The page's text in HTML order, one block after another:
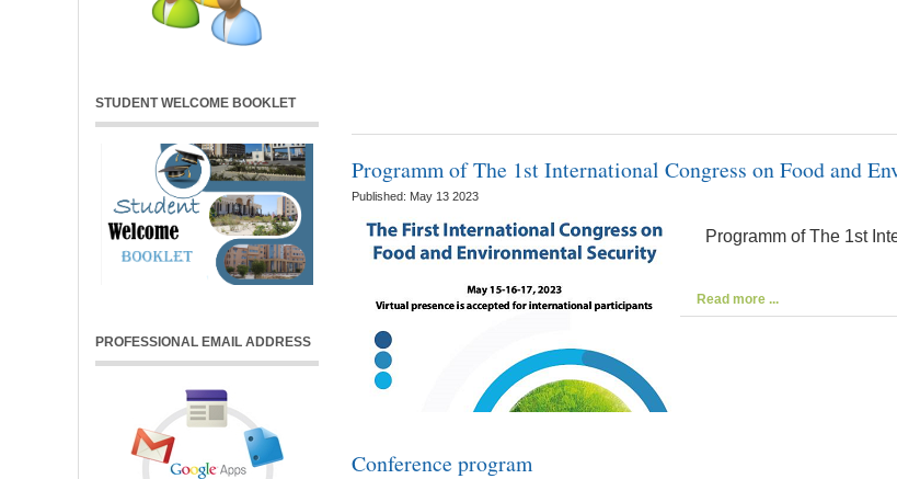
Programm of The 1st International Congress on Food and
Published: May 13 2023
Programm of The 1st
Read more ...
Conference program
STUDENT WELCOME BOOKLET
PROFESSIONAL EMAIL ADDRESS